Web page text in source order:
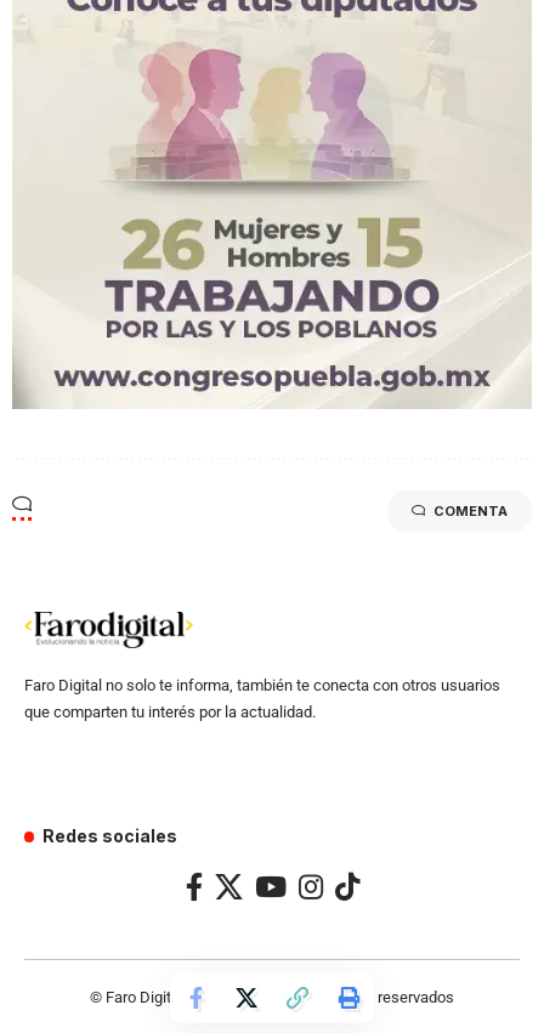
COMENTA
Faro Digital no solo te informa, también te conecta con otros usuarios
que comparten tu interés por la actualidad.
Redes sociales
© Faro Digital 2024 – Todos los derechos reservados